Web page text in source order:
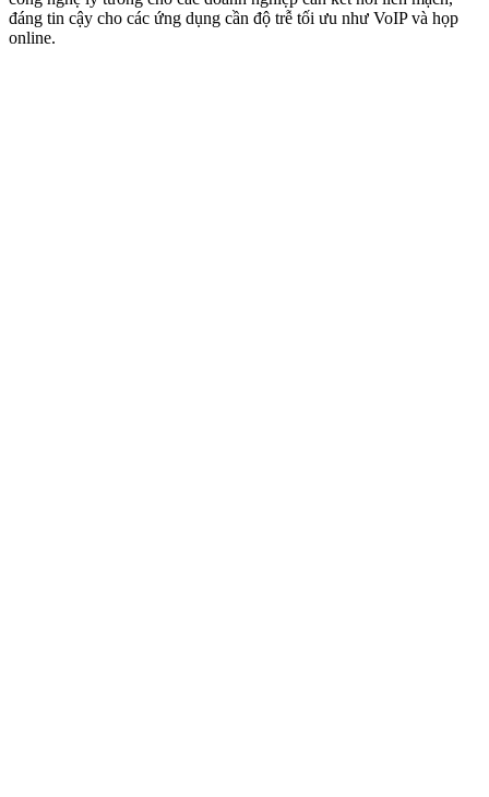
đáng tin cậy cho các ứng dụng cần độ trễ tối ưu như VoIP và họp
online.